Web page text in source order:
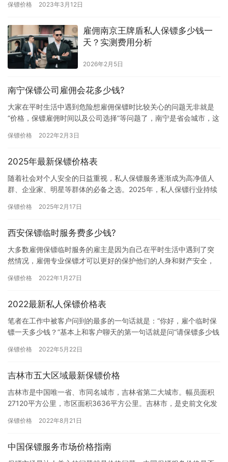
私，确…
保镖价格 2023年3月12日
雇佣南京王牌盾私人保镖多少钱一
天？实测费用分析
2026年2月5日
南宁保镖公司雇佣会花多少钱?
大家在平时生活中遇到危险想雇佣保镖时比较关心的问题无非就是
“价格，保镖雇佣时间以及公司选择”等问题了，南宁是省会城市，这
的…
保镖价格 2022年2月3日
2025年最新保镖价格表
随着社会对个人安全的日益重视，私人保镖服务逐渐成为高净值人
群、企业家、明星等群体的必备之选。2025年，私人保镖行业持续
20…
保镖价格 2025年2月17日
西安保镖临时服务费多少钱?
大多数雇佣保镖临时服务的雇主是因为自己在平时生活中遇到了突
然情况，雇佣专业保镖才可以更好的保护他们的人身和财产安全，
算，那西…
保镖价格 2022年1月27日
2022最新私人保镖价格表
笔者在工作中被客户问到的最多的一句话就是：“你好，雇个临时保
镖一天多少钱？”基本上和客户聊天的第一句话就是问“请保镖多少钱
保镖价格 2022年5月22日
吉林市五大区域最新保镖价格
吉林市是中国唯一省、市同名城市，吉林省第二大城市。幅员面积
27120平方公里，市区面积3636平方公里。吉林市，是史前文化发
保镖价格 2022年8月21日
中国保镖服务市场价格指南